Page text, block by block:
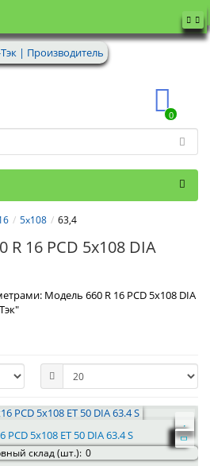
0
5x108 63,4
16 PCD 5x108 DIA
Модель 660 R 16 PCD 5x108 DIA
PCD 5x108 ET 50 DIA 63.4 S
склад (шт.): 0